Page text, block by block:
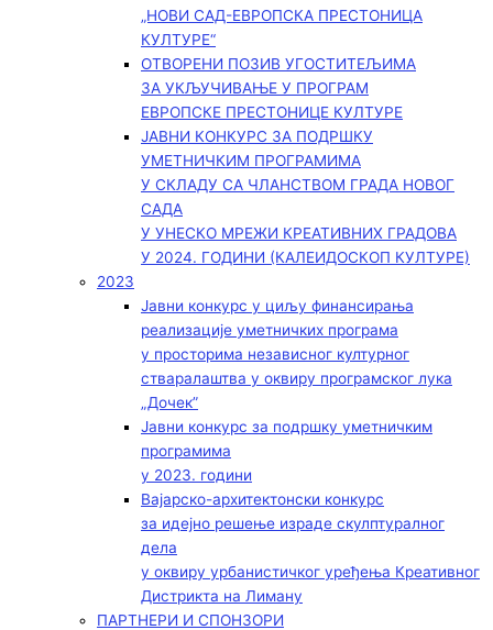
„НОВИ САД-ЕВРОПСКА ПРЕСТОНИЦА
КУЛТУРЕ“
ОТВОРЕНИ ПОЗИВ УГОСТИТЕЉИМА
ЗА УКЉУЧИВАЊЕ У ПРОГРАМ
ЕВРОПСКЕ ПРЕСТОНИЦЕ КУЛТУРЕ
ЈАВНИ КОНКУРС ЗА ПОДРШКУ
УМЕТНИЧКИМ ПРОГРАМИМА
У СКЛАДУ СА ЧЛАНСТВОМ ГРАДА НОВОГ
САДА
У УНЕСКО МРЕЖИ КРЕАТИВНИХ ГРАДОВА
У 2024. ГОДИНИ (КАЛЕИДОСКОП КУЛТУРЕ)
2023
Јавни конкурс у циљу финансирања
реализације уметничких програма
у просторима независног културног
стваралаштва у оквиру програмског лука
„Дочек”
Јавни конкурс за подршку уметничким
програмима
у 2023. години
Вајарско-архитектонски конкурс
за идејно решење израде скулптуралног
дела
у оквиру урбанистичког уређења Креативног
Дистрикта на Лиману
ПАРТНЕРИ И СПОНЗОРИ